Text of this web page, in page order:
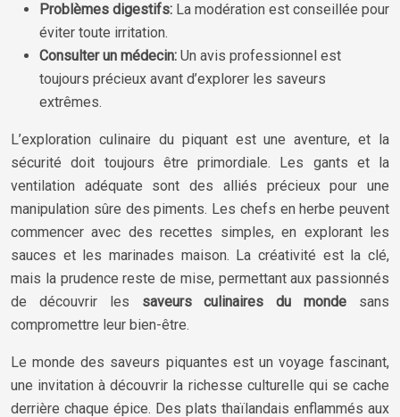
Problèmes digestifs: La modération est conseillée pour
éviter toute irritation.
Consulter un médecin: Un avis professionnel est
toujours précieux avant d’explorer les saveurs
extrêmes.
L’exploration culinaire du piquant est une aventure, et la
sécurité doit toujours être primordiale. Les gants et la
ventilation adéquate sont des alliés précieux pour une
manipulation sûre des piments. Les chefs en herbe peuvent
commencer avec des recettes simples, en explorant les
sauces et les marinades maison. La créativité est la clé,
mais la prudence reste de mise, permettant aux passionnés
de découvrir les saveurs culinaires du monde sans
compromettre leur bien-être.
Le monde des saveurs piquantes est un voyage fascinant,
une invitation à découvrir la richesse culturelle qui se cache
derrière chaque épice. Des plats thaïlandais enflammés aux